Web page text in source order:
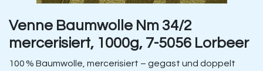
Venne Baumwolle Nm 34/2
mercerisiert, 1000g, 7-5056 Lorbeer
100 % Baumwolle, mercerisiert – gegast und doppelt